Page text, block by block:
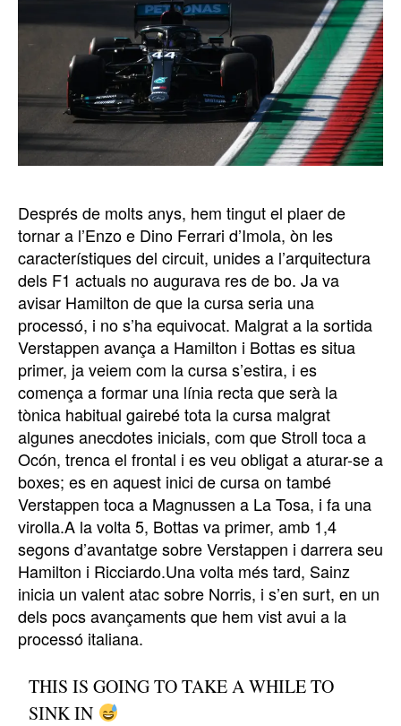
Després de molts anys, hem tingut el plaer de
tornar a l’Enzo e Dino Ferrari d’Imola, òn les
característiques del circuit, unides a l’arquitectura
dels F1 actuals no augurava res de bo. Ja va
avisar Hamilton de que la cursa seria una
processó, i no s’ha equivocat. Malgrat a la sortida
Verstappen avança a Hamilton i Bottas es situa
primer, ja veiem com la cursa s’estira, i es
comença a formar una línia recta que serà la
tònica habitual gairebé tota la cursa malgrat
algunes anecdotes inicials, com que Stroll toca a
Ocón, trenca el frontal i es veu obligat a aturar-se a
boxes; es en aquest inici de cursa on també
Verstappen toca a Magnussen a La Tosa, i fa una
virolla.A la volta 5, Bottas va primer, amb 1,4
segons d’avantatge sobre Verstappen i darrera seu
Hamilton i Ricciardo.Una volta més tard, Sainz
inicia un valent atac sobre Norris, i s’en surt, en un
dels pocs avançaments que hem vist avui a la
processó italiana.
THIS IS GOING TO TAKE A WHILE TO
SINK IN